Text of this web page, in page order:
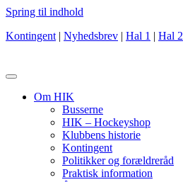
Spring til indhold
Kontingent | Nyhedsbrev | Hal 1 | Hal 2
Om HIK
Busserne
HIK – Hockeyshop
Klubbens historie
Kontingent
Politikker og forældreråd
Praktisk information